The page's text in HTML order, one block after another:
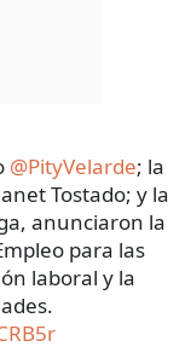
@PityVelarde; la
Tostado; y la
anunciaron la
para las
laboral y la